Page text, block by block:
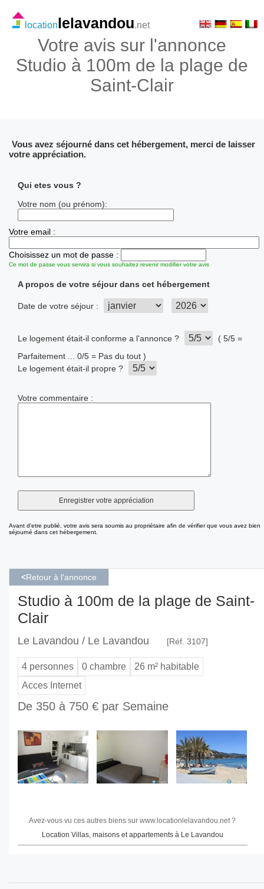
Votre avis sur l'annonce
Studio à 100m de la plage de
Saint-Clair
locationlelavandou.net
Vous avez séjourné dans cet hébergement, merci de laisser
votre appréciation.
Qui etes vous ?
Votre nom (ou prénom):
Votre email :
Choisissez un mot de passe :
Ce mot de passe vous servira si vous souhaitez revenir modifier votre avis
A propos de votre séjour dans cet hébergement
Date de votre séjour :
Le logement était-il conforme a l'annonce ?
( 5/5 =
Parfaitement ... 0/5 = Pas du tout )
Le logement était-il propre ?
Votre commentaire :
Avant d'etre publié, votre avis sera soumis au propriétaire afin de vérifier que vous avez bien
séjourné dans cet hébergement.
<Retour à l'annonce
Studio à 100m de la plage de Saint-
Clair
Le Lavandou / Le Lavandou [Réf. 3107]
4 personnes 0 chambre
26 m² habitable
Acces Internet
De 350 à 750 € par Semaine
Avez-vous vu ces autres biens sur www.locationlelavandou.net ?
Location Villas, maisons et appartements à Le Lavandou